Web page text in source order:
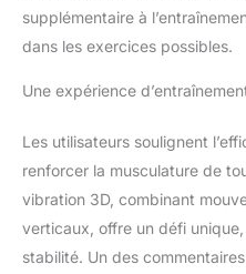
supplémentaire à
dans les exercices possibles.
Une expérience
Les utilisateurs soulignent
renforcer la musculature de
vibration 3D, combinant
verticaux, offre un défi unique,
stabilité. Un des